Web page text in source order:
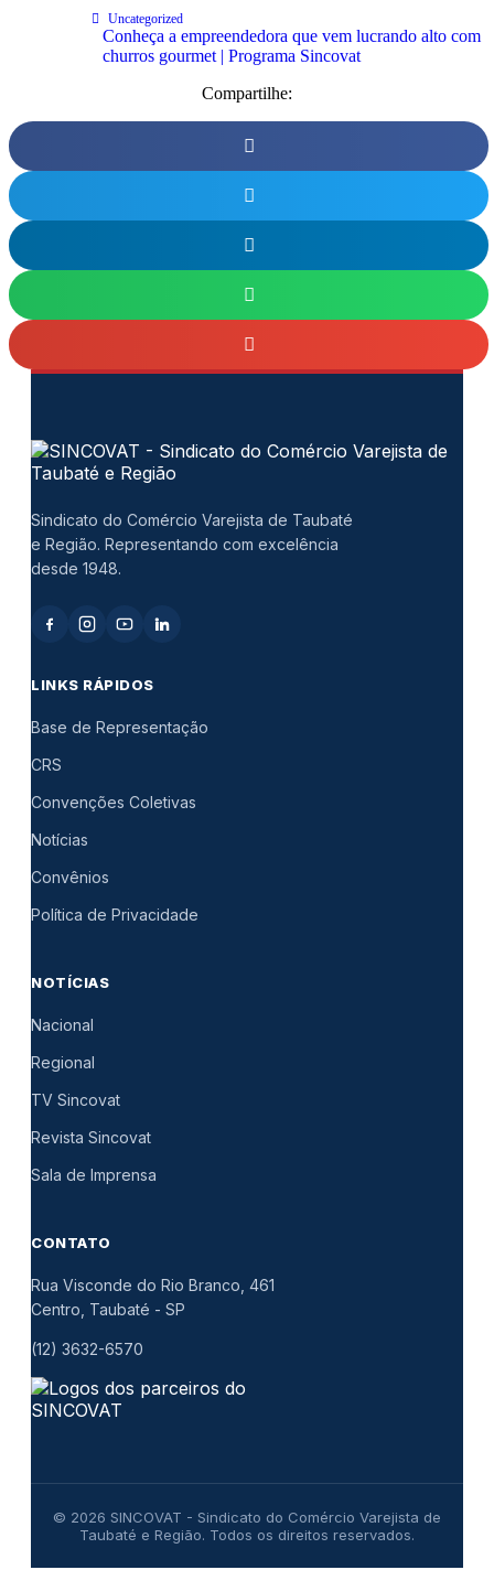
Uncategorized
Conheça a empreendedora que vem lucrando alto com
churros gourmet | Programa Sincovat
Compartilhe:
Sindicato do Comércio Varejista de Taubaté
e Região. Representando com excelência
desde 1948.
LINKS RÁPIDOS
Base de Representação
CRS
Convenções Coletivas
Notícias
Convênios
Política de Privacidade
NOTÍCIAS
Nacional
Regional
TV Sincovat
Revista Sincovat
Sala de Imprensa
CONTATO
Rua Visconde do Rio Branco, 461
Centro, Taubaté - SP
(12) 3632-6570
© 2026 SINCOVAT - Sindicato do Comércio Varejista de
Taubaté e Região. Todos os direitos reservados.